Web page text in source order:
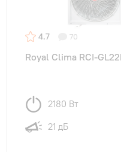
4.7 70
Royal Clima RCI-
2180 Вт
21 дБ